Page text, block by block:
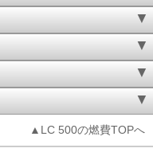
▲LC 500の燃費TOPへ